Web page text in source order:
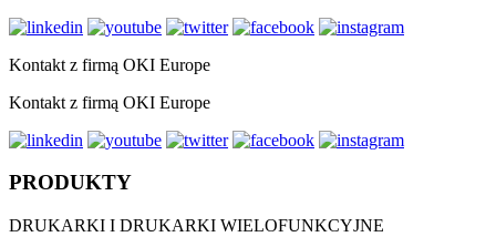
Kontakt z firmą OKI Europe
Kontakt z firmą OKI Europe
PRODUKTY
DRUKARKI I DRUKARKI WIELOFUNKCYJNE